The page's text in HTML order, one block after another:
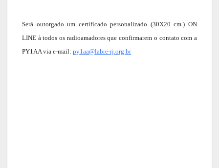
Será outorgado um certificado personalizado (30X20 cm.) ON
LINE à todos os radioamadores que confirmarem o contato com a
PY1AA via e-mail: py1aa@labre-rj.org.br